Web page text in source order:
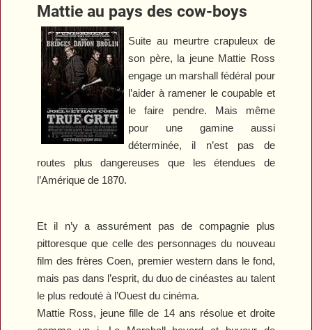
Mattie au pays des cow-boys
Suite au meurtre crapuleux de
son père, la jeune Mattie Ross
engage un marshall fédéral pour
l’aider à ramener le coupable et
le faire pendre. Mais même
pour une gamine aussi
déterminée, il n’est pas de
routes plus dangereuses que les étendues de
l’Amérique de 1870.
Et il n’y a assurément pas de compagnie plus
pittoresque que celle des personnages du nouveau
film des frères Coen, premier western dans le fond,
mais pas dans l’esprit, du duo de cinéastes au talent
le plus redouté à l’Ouest du cinéma.
Mattie Ross, jeune fille de 14 ans résolue et droite